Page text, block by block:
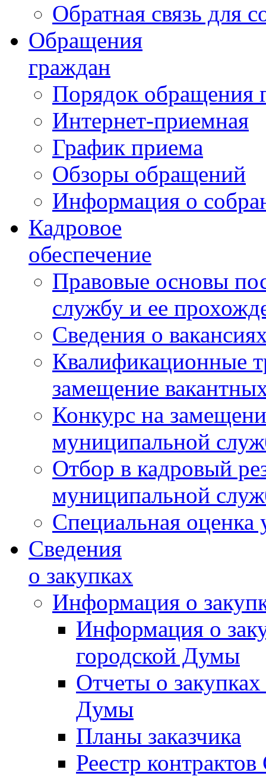
Обратная связь для
Обращения
граждан
Порядок обращения
Интернет-приемная
График приема
Обзоры обращений
Информация о
Кадровое
обеспечение
Правовые основы
службу и ее
Сведения о
Квалификационные
замещение
Конкурс на
муниципальной
Отбор в кадровый
муниципальной
Специальная оценка
Сведения
о закупках
Информация о
Информация о
городской Думы
Отчеты о
Думы
Планы заказчика
Реестр